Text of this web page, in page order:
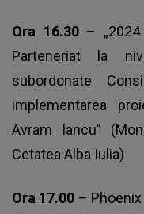
Ora 16.30 –
Parteneriat la
subordonate
implementarea
Avram Iancu”
Cetatea Alba Iulia)
Ora 17.00 –